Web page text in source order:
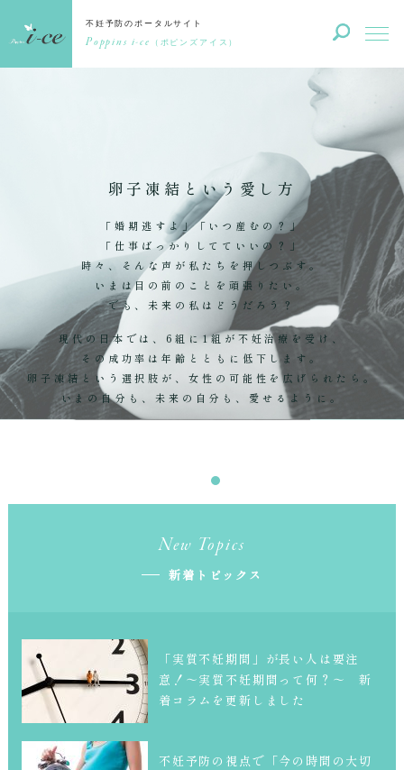
不妊予防のポータルサイト
Poppins i-ce （ポピンズアイス）
卵子凍結という愛し方
「婚期逃すよ」「いつ産むの？」
「仕事ばっかりしてていいの？」
時々、そんな声が私たちを押しつぶす。
いまは目の前のことを頑張りたい。
でも、未来の私はどうだろう？
現代の日本では、6組に1組が不妊治療を受け、
その成功率は年齢とともに低下します。
卵子凍結という選択肢が、女性の可能性を広げられたら。
いまの自分も、未来の自分も、愛せるように。
New Topics
新着トピックス
「実質不妊期間」が長い人は要注
意！～実質不妊期間って何？～ 新
着コラムを更新しました
不妊予防の視点で「今の時間の大切